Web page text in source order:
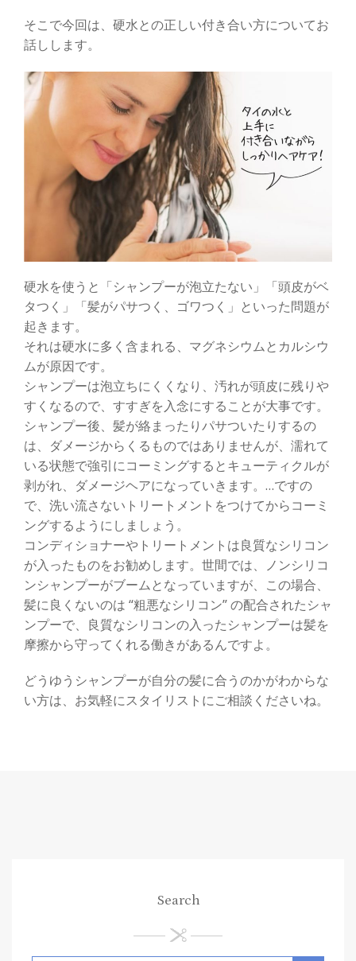
そこで今回は、硬水との正しい付き合い方についてお
話しします。
硬水を使うと「シャンプーが泡立たない」「頭皮がベ
タつく」「髪がパサつく、ゴワつく」といった問題が
起きます。
それは硬水に多く含まれる、マグネシウムとカルシウ
ムが原因です。
シャンプーは泡立ちにくくなり、汚れが頭皮に残りや
すくなるので、すすぎを入念にすることが大事です。
シャンプー後、髪が絡まったりパサついたりするの
は、ダメージからくるものではありませんが、濡れて
いる状態で強引にコーミングするとキューティクルが
剥がれ、ダメージヘアになっていきます。…ですの
で、洗い流さないトリートメントをつけてからコーミ
ングするようにしましょう。
コンディショナーやトリートメントは良質なシリコン
が入ったものをお勧めします。世間では、ノンシリコ
ンシャンプーがブームとなっていますが、この場合、
髪に良くないのは “粗悪なシリコン” の配合されたシャ
ンプーで、良質なシリコンの入ったシャンプーは髪を
摩擦から守ってくれる働きがあるんですよ。
どうゆうシャンプーが自分の髪に合うのかがわからな
い方は、お気軽にスタイリストにご相談くださいね。
Search